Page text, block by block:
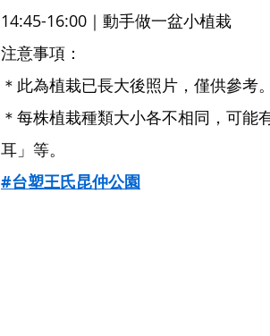
14:45-16:00｜動手做一盆小植栽
注意事項：
＊此為植栽已長大後照片，僅供參考。
＊每株植栽種類大小各不相同，可
耳」等。
#台塑王氏昆仲公園